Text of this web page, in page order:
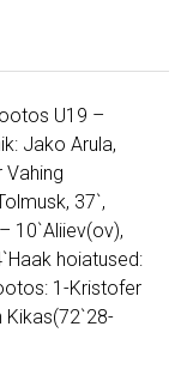
U19 –
Jako Arula,
Vahing
37`,
10`Aliiev(ov),
hoiatused:
1-Kristofer
Kikas(72`28-